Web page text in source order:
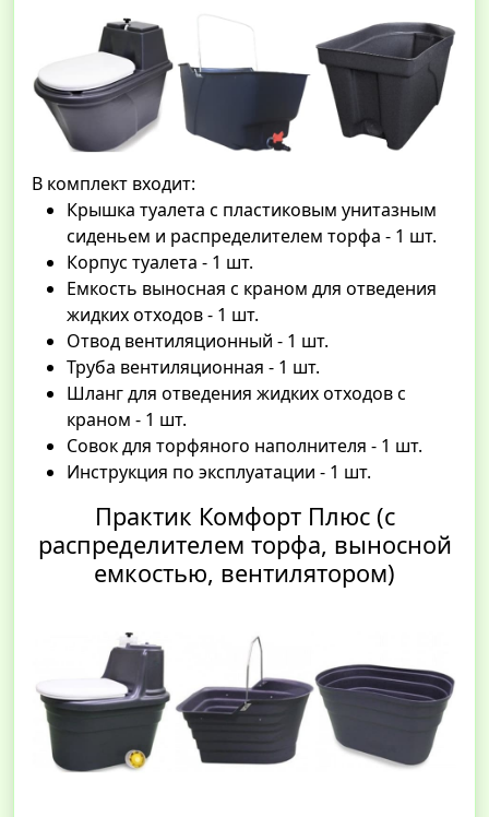
В комплект входит:
Крышка туалета с пластиковым унитазным
сиденьем и распределителем торфа - 1 шт.
Корпус туалета - 1 шт.
Емкость выносная с краном для отведения
жидких отходов - 1 шт.
Отвод вентиляционный - 1 шт.
Труба вентиляционная - 1 шт.
Шланг для отведения жидких отходов с
краном - 1 шт.
Cовок для торфяного наполнителя - 1 шт.
Инструкция по эксплуатации - 1 шт.
Практик Комфорт Плюс (с
распределителем торфа, выносной
емкостью, вентилятором)